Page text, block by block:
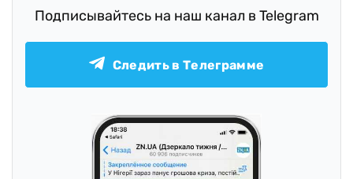
Подписывайтесь на наш канал в Telegram
Следить в Телеграмме